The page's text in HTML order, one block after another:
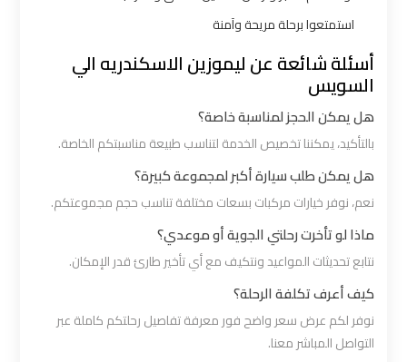
استمتعوا برحلة مريحة وآمنة
أسئلة شائعة عن ليموزين الاسكندريه الي
السويس
هل يمكن الحجز لمناسبة خاصة؟
بالتأكيد، يمكننا تخصيص الخدمة لتناسب طبيعة مناسبتكم الخاصة.
هل يمكن طلب سيارة أكبر لمجموعة كبيرة؟
نعم، نوفر خيارات مركبات بسعات مختلفة تناسب حجم مجموعتكم.
ماذا لو تأخرت رحلتي الجوية أو موعدي؟
نتابع تحديثات المواعيد ونتكيف مع أي تأخير طارئ قدر الإمكان.
كيف أعرف تكلفة الرحلة؟
نوفر لكم عرض سعر واضح فور معرفة تفاصيل رحلتكم كاملة عبر
التواصل المباشر معنا.
شركات
ليموزين
القاهرة
شركة
ليموزين
القاهرة
شركة
ليموزين